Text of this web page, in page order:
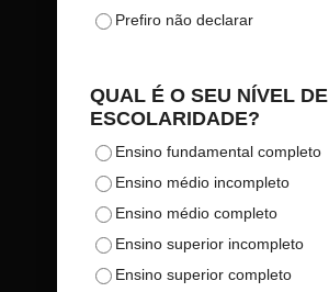
Prefiro não declarar
QUAL É O SEU NÍVEL DE
ESCOLARIDADE?
Ensino fundamental completo
Ensino médio incompleto
Ensino médio completo
Ensino superior incompleto
Ensino superior completo